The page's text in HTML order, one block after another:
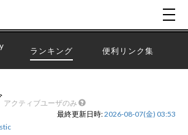
ランキング 便利リンク集
アクティブユーザのみ
最終更新日時:2026-08-07(金) 03:53